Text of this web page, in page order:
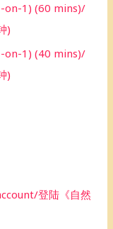
on-1) (60 mins)/
)
on-1) (40 mins)/
)
登陆《自然